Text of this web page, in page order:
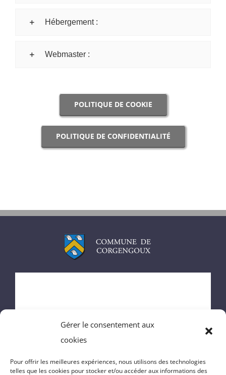
Gérer le consentement aux
cookies
Pour offrir les meilleures expériences, nous utilisons des technologies
telles que les cookies pour stocker et/ou accéder aux informations des
Hébergement :
Webmaster :
POLITIQUE DE COOKIE
POLITIQUE DE CONFIDENTIALITÉ
VIE DU VILLAGE